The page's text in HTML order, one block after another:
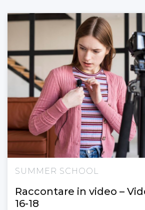
SUMMER SCHOOL
Raccontare in video –
16-18